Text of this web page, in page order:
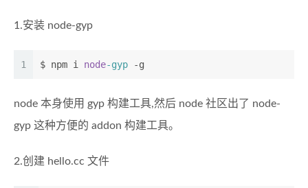
1.安装 node-gyp
1 $ npm i node-gyp -g
node 本身使用 gyp 构建工具,然后 node 社区出了 node-
gyp 这种方便的 addon 构建工具。
2.创建 hello.cc 文件